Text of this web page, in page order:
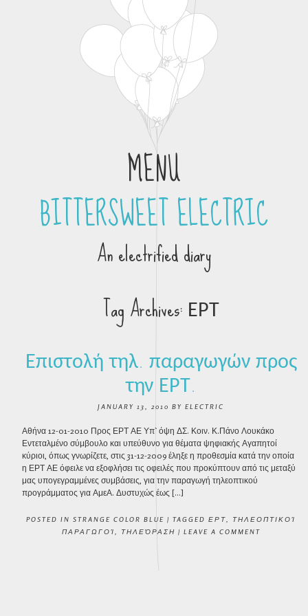
MENU
Skip to contentBITTERSWEET ELECTRIC
An electrified diary
Tag Archives:ΕΡΤ
Επιστολή τηλ. παραγωγών προς
την ΕΡΤ.
JANUARY 13, 2010 BY ELECTRIC
Αθήνα 12-01-2010 Προς ΕΡΤ ΑΕ Υπ` όψη ΔΣ. Κοιν. Κ.Πάνο Λουκάκο
Εντεταλμένο σύμβουλο και υπεύθυνο για θέματα ψηφιακής Αγαπητοί
κύριοι, όπως γνωρίζετε, στις 31-12-2009 έληξε η προθεσμία κατά την οποία
η ΕΡΤ ΑΕ όφειλε να εξοφλήσει τις οφειλές που προκύπτουν από τις μεταξύ
μας υπογεγραμμένες συμβάσεις, για την παραγωγή τηλεοπτικού
προγράμματος για ΑμεΑ. Δυστυχώς έως […]
POSTED IN STRANGE COLOR BLUE | TAGGED ΕΡΤ
ΤΗΛΕΟΠΤΙΚΟΊ
ΠΑΡΑΓΩΓΟΊ
ΤΗΛΕΌΡΑΣΗ | LEAVE A COMMENT
POST NAVIGATION